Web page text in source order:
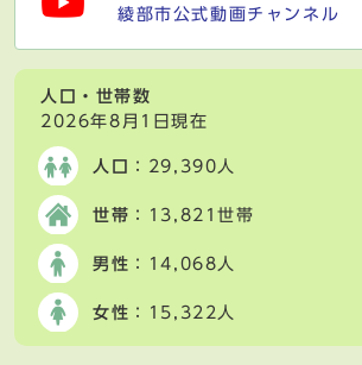
綾部市公式動画チャンネル
人口・世帯数
2026年8月1日現在
人口 ：29,390人
世帯 ：13,821世帯
男性 ：14,068人
女性 ：15,322人